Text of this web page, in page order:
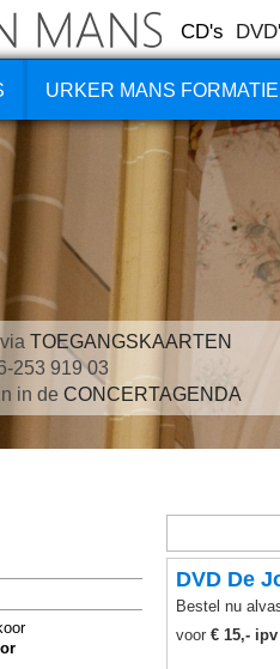
CD's
URKER MANS FORMATIE
TOEGANGSKAARTEN
253 919 03
in de CONCERTAGENDA
DVD De
Bestel nu
voor € 15,-